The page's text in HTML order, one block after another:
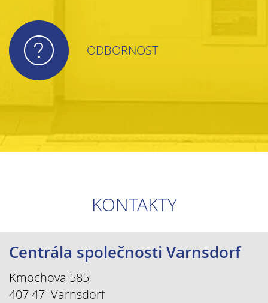
ODBORNOST
KONTAKTY
Centrála společnosti Varnsdorf
Kmochova 585
407 47 Varnsdorf